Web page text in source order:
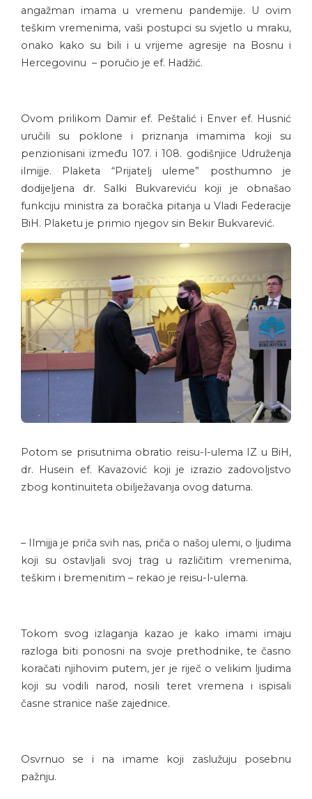
angažman imama u vremenu pandemije. U ovim
teškim vremenima, vaši postupci su svjetlo u mraku,
onako kako su bili i u vrijeme agresije na Bosnu i
Hercegovinu – poručio je ef. Hadžić.
Ovom prilikom Damir ef. Peštalić i Enver ef. Husnić
uručili su poklone i priznanja imamima koji su
penzionisani između 107. i 108. godišnjice Udruženja
ilmijje. Plaketa “Prijatelj uleme” posthumno je
dodijeljena dr. Salki Bukvareviću koji je obnašao
funkciju ministra za boračka pitanja u Vladi Federacije
BiH. Plaketu je primio njegov sin Bekir Bukvarević.
Potom se prisutnima obratio reisu-l-ulema IZ u BiH,
dr. Husein ef. Kavazović koji je izrazio zadovoljstvo
zbog kontinuiteta obilježavanja ovog datuma.
– Ilmijja je priča svih nas, priča o našoj ulemi, o ljudima
koji su ostavljali svoj trag u različitim vremenima,
teškim i bremenitim – rekao je reisu-l-ulema.
Tokom svog izlaganja kazao je kako imami imaju
razloga biti ponosni na svoje prethodnike, te časno
koračati njihovim putem, jer je riječ o velikim ljudima
koji su vodili narod, nosili teret vremena i ispisali
časne stranice naše zajednice.
Osvrnuo se i na imame koji zaslužuju posebnu
pažnju.